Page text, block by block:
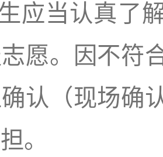
应当认真了
愿。因不符
认（现场确
。